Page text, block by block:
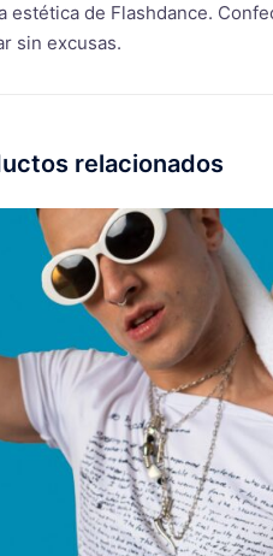
estética de Flashdance.
sin excusas.
relacionados